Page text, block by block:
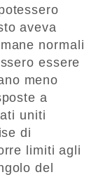
aveva
normali
essere
meno
a
uniti
di
limiti agli
del